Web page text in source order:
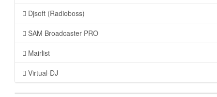
Djsoft (Radioboss)
SAM Broadcaster PRO
Mairlist
Virtual-DJ